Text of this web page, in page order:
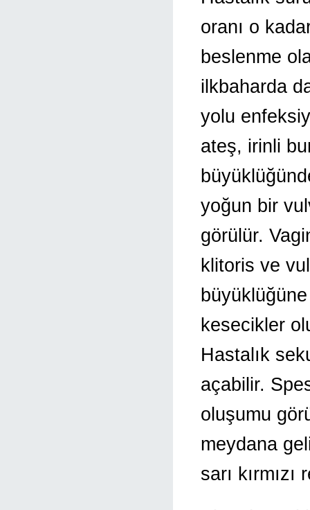
oranı o
beslenme
ilkbaharda
yolu
ateş, irinli
yoğun bir
görülür.
klitoris ve
kesecikler
Hastalık
açabilir.
oluşumu
meydana
sarı